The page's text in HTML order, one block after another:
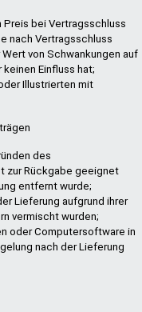
Preis bei Vertragsschluss
nach Vertragsschluss
von Schwankungen auf
Einfluss hat;
Illustrierten mit
des
zur Rückgabe geeignet
entfernt wurde;
Lieferung aufgrund ihrer
vermischt wurden;
oder Computersoftware in
nach der Lieferung